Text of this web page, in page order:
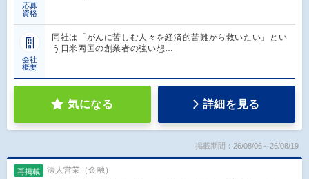
応募
資格
会社
概要
同社は「がんに苦しむ人々を経済的苦難から救いたい」とい
う日米両国の創業者の強い想…
気になる 詳細を見る
掲載期間：26/08/06～26/08/19
再掲載 法人営業（金融）